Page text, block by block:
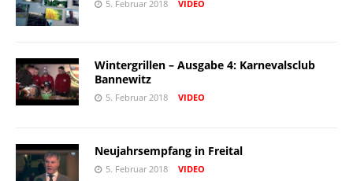
5. Februar 2018 VIDEO
Wintergrillen – Ausgabe 4: Karnevalsclub
Bannewitz
5. Februar 2018 VIDEO
Neujahrsempfang in Freital
5. Februar 2018 VIDEO